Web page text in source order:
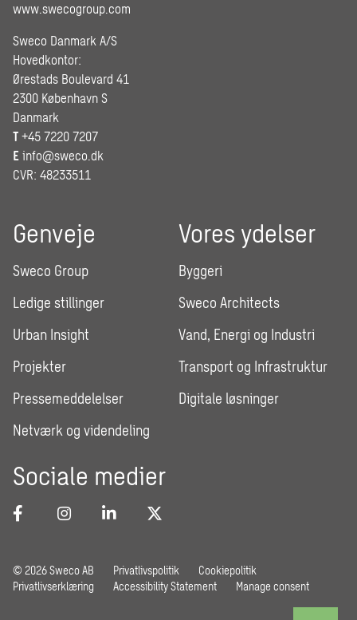
www.swecogroup.com
Sweco Danmark A/S
Hovedkontor:
Ørestads Boulevard 41
2300 København S
Danmark
T +45 7220 7207
E info@sweco.dk
CVR: 48233511
Genveje
Sweco Group
Ledige stillinger
Urban Insight
Projekter
Pressemeddelelser
Netværk og videndeling
Vores ydelser
Byggeri
Sweco Architects
Vand, Energi og Industri
Transport og Infrastruktur
Digitale løsninger
Sociale medier
© 2026 Sweco AB Privatlivspolitik
Cookiepolitik
Privatlivserklæring
Accessibility Statement Manage consent